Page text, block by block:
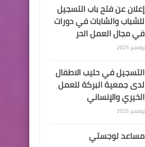
إعلان عن فتح باب التسجيل
للشباب والشابات في دورات
في مجال العمل الحر
التسجيل في حليب الاطفال
لدى جمعية البركة للعمل
الخيري والإنساني
مساعد لوجستي